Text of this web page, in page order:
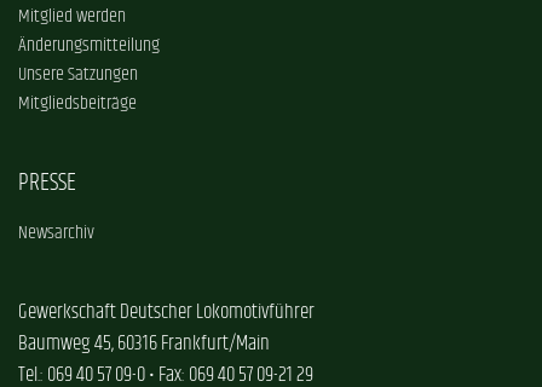
Mitglied werden
Änderungsmitteilung
Unsere Satzungen
Mitgliedsbeiträge
PRESSE
Newsarchiv
Gewerkschaft Deutscher Lokomotivführer
Baumweg 45, 60316 Frankfurt/Main
Tel.: 069 40 57 09-0 • Fax: 069 40 57 09-21 29